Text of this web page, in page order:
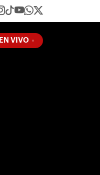
EN VIVO
LOADING...